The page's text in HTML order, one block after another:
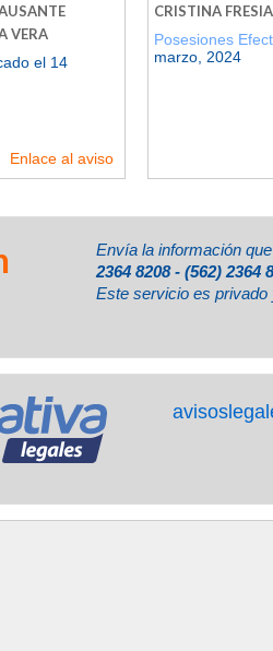
VERA
el 14
Enlace al aviso
CRISTINA
Posesiones
marzo, 2024
Envía la información
2364 8208 - (562) 2364
Este servicio es privado